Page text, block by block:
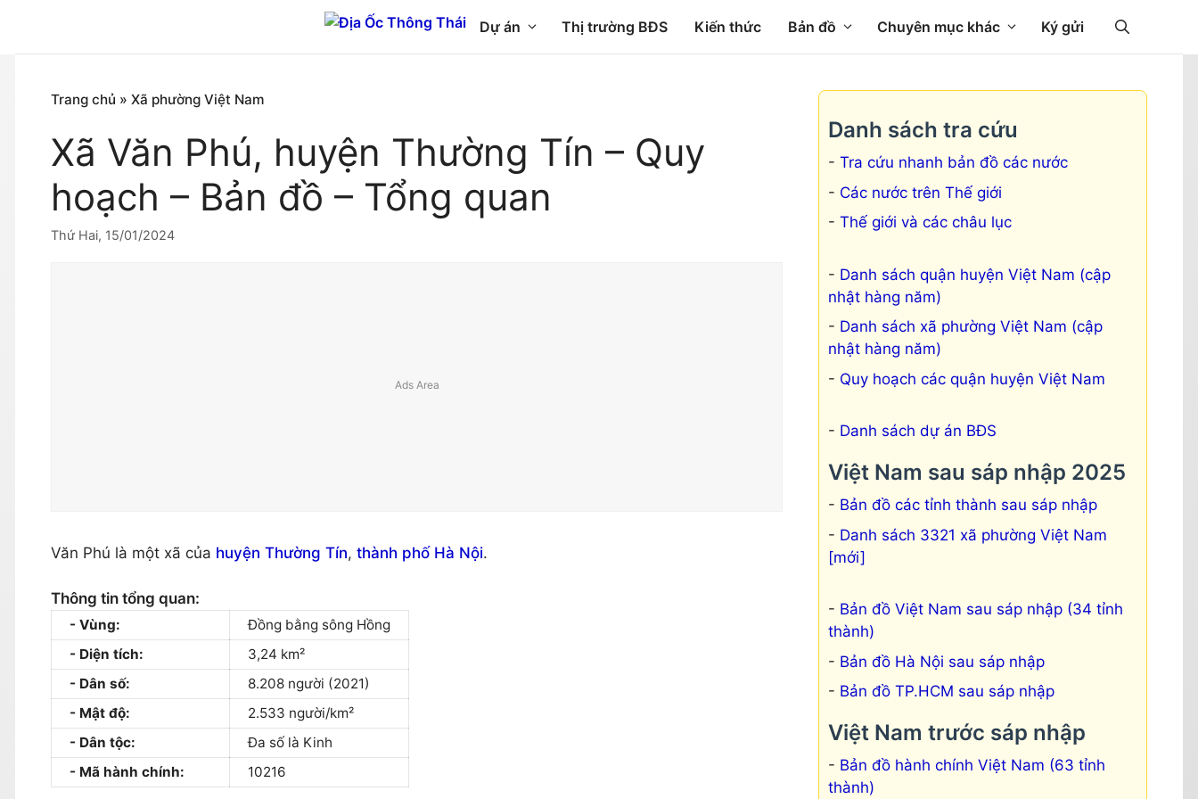
nội
Dự án Thị trường BĐS Kiến thức Bản đồ Chuyên mục khác Ký gửi
Trang chủ » Xã phường Việt Nam
Xã Văn Phú, huyện Thường Tín – Quy
hoạch – Bản đồ – Tổng quan
Thứ Hai, 15/01/2024
Văn Phú là một xã của huyện Thường Tín, thành phố Hà Nội.
Thông tin tổng quan:
Vùng:
Đồng bằng sông Hồng
Diện tích:
3,24 km²
Dân số:
8.208 người (2021)
Mật độ:
2.533 người/km²
Dân tộc:
Đa số là Kinh
Mã hành chính:
10216
Danh sách tra cứu
Tra cứu nhanh bản đồ các nước
Các nước trên Thế giới
Thế giới và các châu lục
Danh sách quận huyện Việt Nam (cập
nhật hàng năm)
Danh sách xã phường Việt Nam (cập
nhật hàng năm)
Quy hoạch các quận huyện Việt Nam
Danh sách dự án BĐS
Việt Nam sau sáp nhập 2025
Bản đồ các tỉnh thành sau sáp nhập
Danh sách 3321 xã phường Việt Nam
[mới]
Bản đồ Việt Nam sau sáp nhập (34 tỉnh
thành)
Bản đồ Hà Nội sau sáp nhập
Bản đồ TP.HCM sau sáp nhập
Việt Nam trước sáp nhập
Bản đồ hành chính Việt Nam (63 tỉnh
thành)